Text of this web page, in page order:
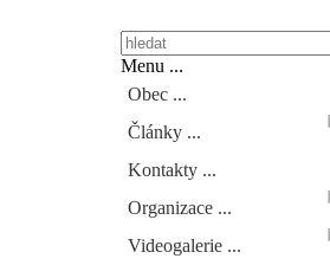
Menu ...
Obec ...
Články ...
Kontakty ...
Organizace ...
Videogalerie ...